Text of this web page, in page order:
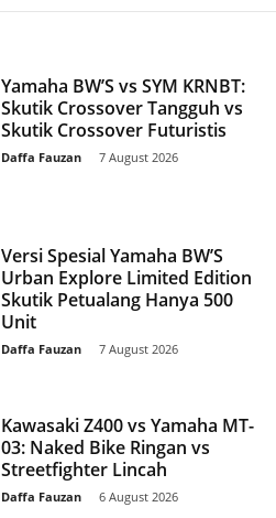
Yamaha BW’S vs SYM KRNBT:
Skutik Crossover Tangguh vs
Skutik Crossover Futuristis
Daffa Fauzan 7 August 2026
Versi Spesial Yamaha BW’S
Urban Explore Limited Edition
Skutik Petualang Hanya 500
Unit
Daffa Fauzan 7 August 2026
Kawasaki Z400 vs Yamaha MT-
03: Naked Bike Ringan vs
Streetfighter Lincah
Daffa Fauzan 6 August 2026